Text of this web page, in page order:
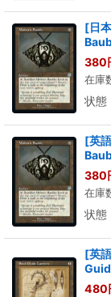
[日
380
在庫
状態
[英
380
在庫
状態
[英
480